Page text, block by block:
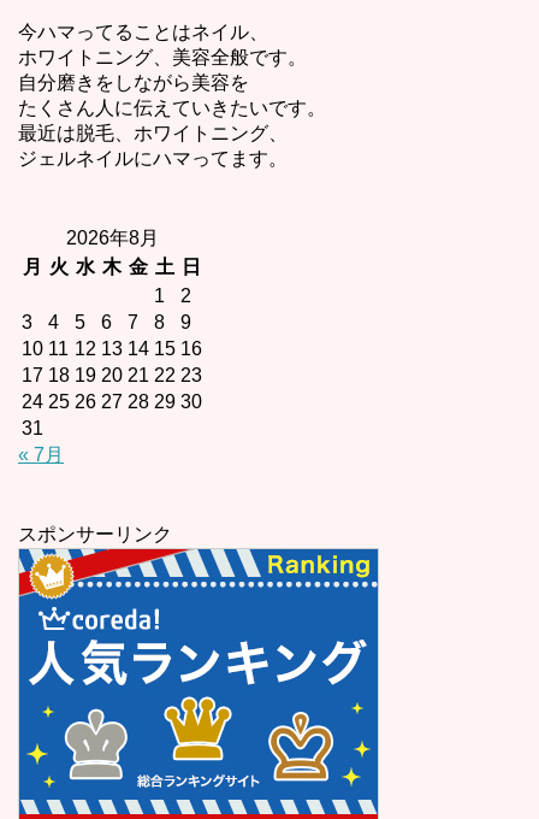
今ハマってることはネイル、
ホワイトニング、美容全般です。
自分磨きをしながら美容を
たくさん人に伝えていきたいです。
最近は脱毛、ホワイトニング、
ジェルネイルにハマってます。
2026年8月
月
火 水 木 金 土
日
1
2
3
4 5 6 7 8
9
10 11 12 13 14 15 16
17 18 19 20 21 22 23
24 25 26 27 28 29 30
31
« 7月
スポンサーリンク